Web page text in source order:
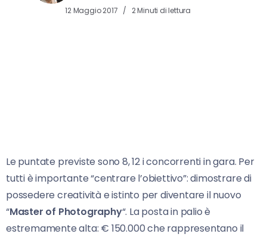
12 Maggio 2017 2 Minuti di lettura
Le puntate previste sono 8, 12 i concorrenti in gara. Per
tutti è importante “centrare l’obiettivo”: dimostrare di
possedere creatività e istinto per diventare il nuovo
“Master of Photography“. La posta in palio è
estremamente alta: € 150.000 che rappresentano il